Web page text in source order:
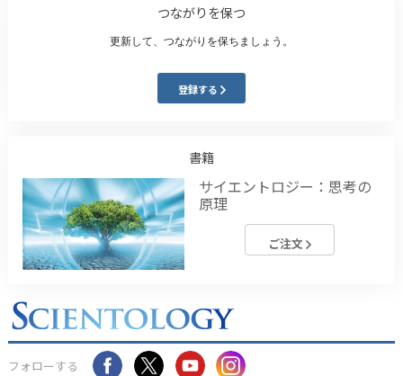
つながりを保つ
更新して、つながりを保ちましょう。
登録する
書籍
サイエントロジー：思考の
原理
ご注文
フォローする